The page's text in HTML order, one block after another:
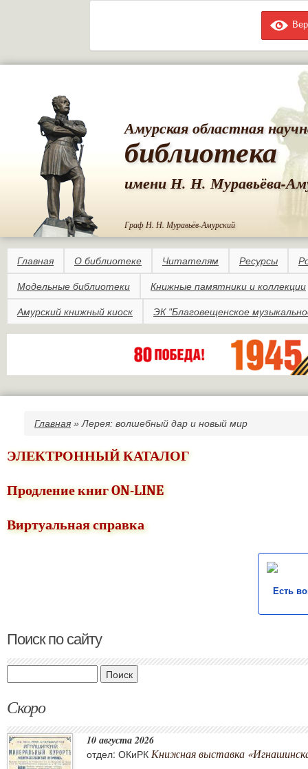
Амурская областная
библиотека
имени Н. Н. Муравьёва-
Граф Н. Н. Муравьёв-Амурский
Главная О библиотеке Читателям Ресурсы
Модельные библиотеки Книжные памятники и коллекции
Амурский книжный киоск ЭК "Благовещенское
Вы здесь
Главная » Лерея: волшебный дар и новый мир
ЭЛЕКТРОННЫЙ КАТАЛОГ
Продление книг ON-LINE
Виртуальная справка
Есть
Поиск по сайту
Скоро
10 августа 2026
отдел: ОКиРК Книжная выставка